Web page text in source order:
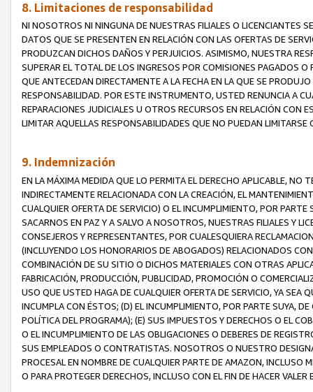
8. Limitaciones de responsabilidad
NI NOSOTROS NI NINGUNA DE NUESTRAS FILIALES O LICENCIANTES
DATOS QUE SE PRESENTEN EN RELACIÓN CON LAS OFERTAS DE
PRODUZCAN DICHOS DAÑOS Y PERJUICIOS. ASIMISMO, NUESTRA
SUPERAR EL TOTAL DE LOS INGRESOS POR COMISIONES PAGADOS
QUE ANTECEDAN DIRECTAMENTE A LA FECHA EN LA QUE SE
RESPONSABILIDAD. POR ESTE INSTRUMENTO, USTED RENUNCIA A
REPARACIONES JUDICIALES U OTROS RECURSOS EN RELACIÓN CON
LIMITAR AQUELLAS RESPONSABILIDADES QUE NO PUEDAN LIMITARSE
9. Indemnización
EN LA MÁXIMA MEDIDA QUE LO PERMITA EL DERECHO APLICABLE,
INDIRECTAMENTE RELACIONADA CON LA CREACIÓN, EL
CUALQUIER OFERTA DE SERVICIO) O EL INCUMPLIMIENTO, POR
SACARNOS EN PAZ Y A SALVO A NOSOTROS, NUESTRAS FILIALES Y
CONSEJEROS Y REPRESENTANTES, POR CUALESQUIERA
(INCLUYENDO LOS HONORARIOS DE ABOGADOS) RELACIONADOS
COMBINACIÓN DE SU SITIO O DICHOS MATERIALES CON OTRAS
FABRICACIÓN, PRODUCCIÓN, PUBLICIDAD, PROMOCIÓN O
USO QUE USTED HAGA DE CUALQUIER OFERTA DE SERVICIO, YA SEA
INCUMPLA CON ÉSTOS; (D) EL INCUMPLIMIENTO, POR PARTE SUYA,
POLÍTICA DEL PROGRAMA); (E) SUS IMPUESTOS Y DERECHOS O EL
O EL INCUMPLIMIENTO DE LAS OBLIGACIONES O DEBERES DE
SUS EMPLEADOS O CONTRATISTAS. NOSOTROS O NUESTRO
PROCESAL EN NOMBRE DE CUALQUIER PARTE DE AMAZON, INCLUSO
O PARA PROTEGER DERECHOS, INCLUSO CON EL FIN DE HACER VALER